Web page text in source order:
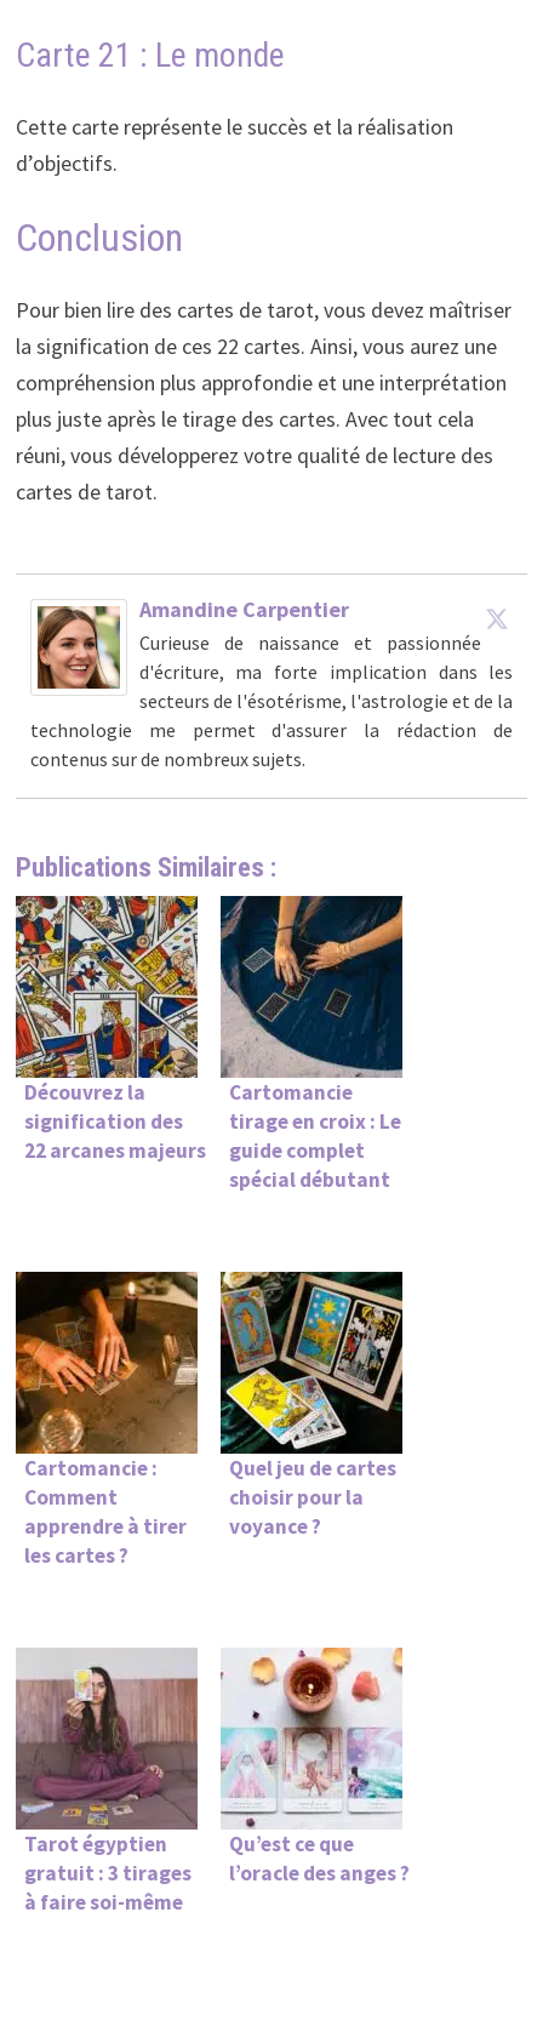
Carte 21 : Le monde
Cette carte représente le succès et la réalisation
d’objectifs.
Conclusion
Pour bien lire des cartes de tarot, vous devez maîtriser
la signification de ces 22 cartes. Ainsi, vous aurez une
compréhension plus approfondie et une interprétation
plus juste après le tirage des cartes. Avec tout cela
réuni, vous développerez votre qualité de lecture des
cartes de tarot.
Amandine Carpentier
Curieuse de naissance et passionnée
d'écriture, ma forte implication dans les
secteurs de l'ésotérisme, l'astrologie et de la
technologie me permet d'assurer la rédaction de
contenus sur de nombreux sujets.
Publications Similaires :
Découvrez la
signification des
22 arcanes majeurs
Cartomancie
tirage en croix : Le
guide complet
spécial débutant
Cartomancie :
Comment
apprendre à tirer
les cartes ?
Quel jeu de cartes
choisir pour la
voyance ?
Tarot égyptien
gratuit : 3 tirages
à faire soi-même
Qu’est ce que
l’oracle des anges ?